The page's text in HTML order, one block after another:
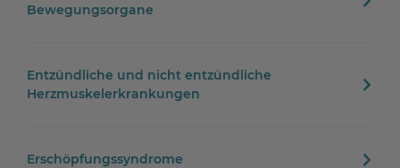
Bewegungsorgane
Entzündliche und nicht entzündliche
Herzmuskelerkrankungen
Erschöpfungssyndrome